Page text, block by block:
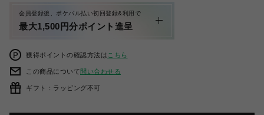
会員登録後、ポケパル払い初回登録&利用で
最大1,500円分ポイント進呈
獲得ポイントの確認方法は こちら
この商品について問い合わせる
ギフト：ラッピング不可